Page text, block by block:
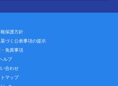
保護方針
基づく公表事項の提示
免責事項
ルプ
合わせ
マップ